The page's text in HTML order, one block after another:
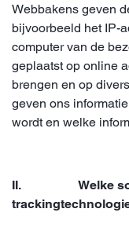
Webbakens geven
bijvoorbeeld het IP-
computer van de
geplaatst op online
brengen en op
geven ons
wordt en welke
II. Welke